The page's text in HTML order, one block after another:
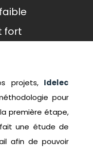
fort
projets, Idelec
pour
première étape,
fait une étude de
afin de pouvoir